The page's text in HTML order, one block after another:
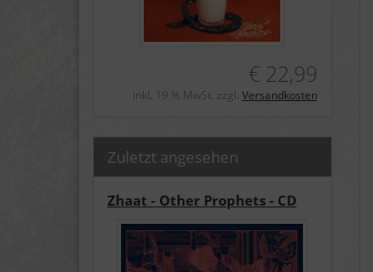
€ 22,99
inkl. 19 % MwSt. zzgl. Versandkosten
Zuletzt angesehen
Zhaat - Other Prophets - CD